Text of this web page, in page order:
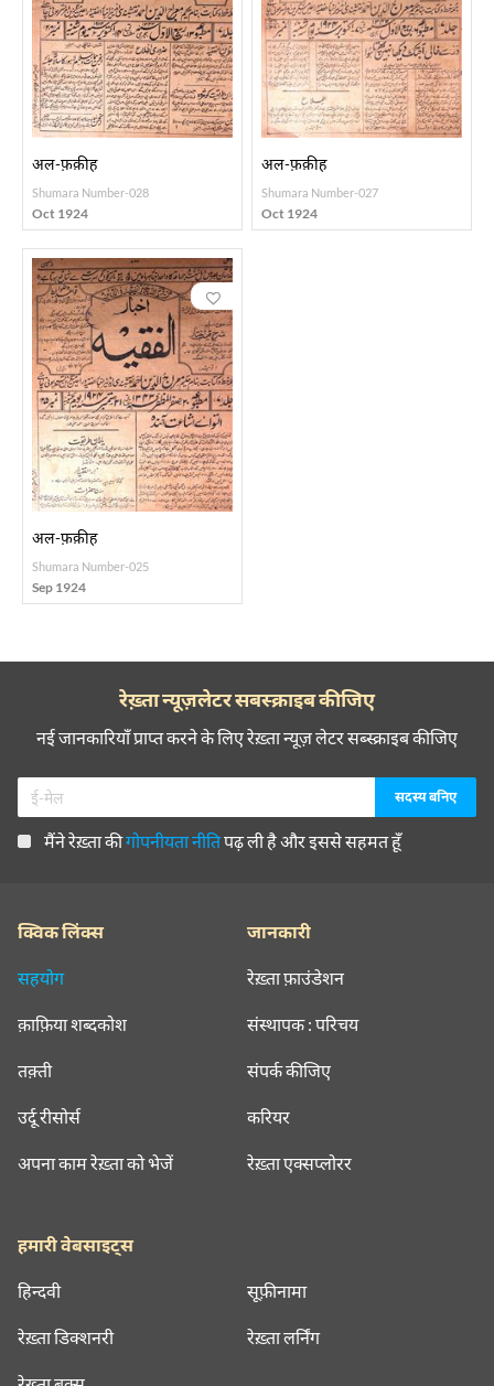
अल-फ़क़ीह
Shumara Number-028
Oct 1924
अल-फ़क़ीह
Shumara Number-027
Oct 1924
अल-फ़क़ीह
Shumara Number-025
Sep 1924
रेख़्ता न्यूज़लेटर सबस्क्राइब कीजिए
नई जानकारियाँ प्राप्त करने के लिए रेख़्ता न्यूज़ लेटर सब्स्क्राइब कीजिए
मैंने रेख़्ता कीगोपनीयता नीतिपढ़ ली है और इससे सहमत हूँ
क्विक लिंक्स
सहयोग
क़ाफ़िया शब्दकोश
तक़्ती
उर्दू रीसोर्स
अपना काम रेख़्ता को भेजें
जानकारी
रेख़्ता फ़ाउंडेशन
संस्थापक : परिचय
संपर्क कीजिए
करियर
रेख़्ता एक्सप्लोरर
हमारी वेबसाइट्स
हिन्दवी सूफ़ीनामा
रेख़्ता डिक्शनरी रेख़्ता लर्निंग